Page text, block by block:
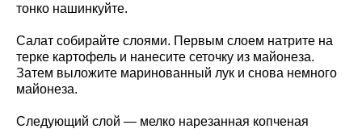
тонко нашинкуйте.
Салат собирайте слоями. Первым слоем натрите на
терке картофель и нанесите сеточку из майонеза.
Затем выложите маринованный лук и снова немного
майонеза.
Следующий слой — мелко нарезанная копченая